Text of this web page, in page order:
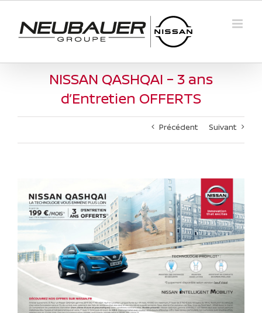
contenu
NISSAN QASHQAI – 3 ans
d’Entretien OFFERTS
Précédent Suivant